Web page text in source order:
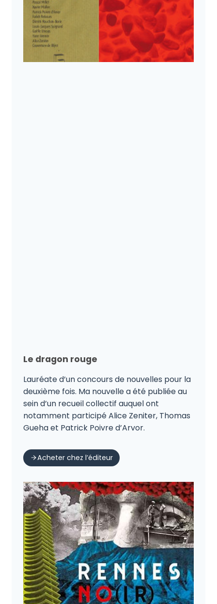
Le dragon rouge
Lauréate d’un concours de nouvelles pour la
deuxième fois. Ma nouvelle a été publiée au
sein d’un recueil collectif auquel ont
notamment participé Alice Zeniter, Thomas
Gueha et Patrick Poivre d’Arvor.
Acheter chez l’éditeur